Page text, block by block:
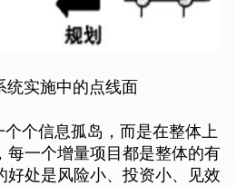
统实施中的点线面
个信息孤岛，而是在整体上
每一个增量项目都是整体的有
好处是风险小、投资小、见效